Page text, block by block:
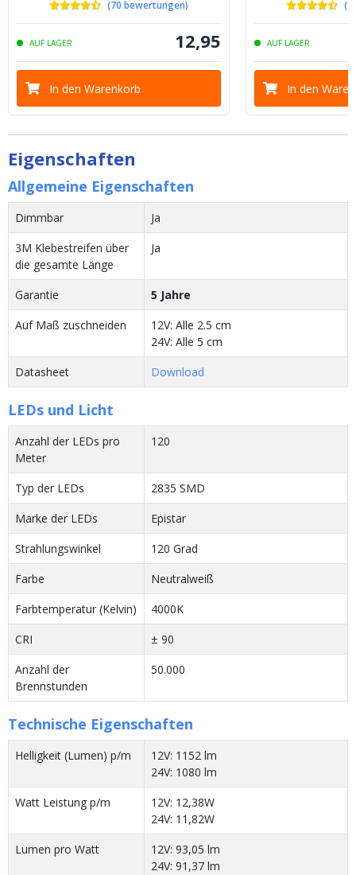
(70 bewertungen)
AUF LAGER 12,95
In den Warenkorb
(
AUF LAGER
In den
Eigenschaften
Allgemeine Eigenschaften
Dimmbar
Ja
3M Klebestreifen über
die gesamte Länge
Ja
Garantie
5 Jahre
Auf Maß zuschneiden
12V: Alle 2.5 cm
24V: Alle 5 cm
Datasheet
Download
LEDs und Licht
Anzahl der LEDs pro
Meter
120
Typ der LEDs
2835 SMD
Marke der LEDs
Epistar
Strahlungswinkel
120 Grad
Farbe
Neutralweiß
Farbtemperatur (Kelvin)
4000K
CRI
± 90
Anzahl der
Brennstunden
50.000
Technische Eigenschaften
Helligkeit (Lumen) p/m
12V: 1152 lm
24V: 1080 lm
Watt Leistung p/m
12V: 12,38W
24V: 11,82W
Lumen pro Watt
12V: 93,05 lm
24V: 91,37 lm